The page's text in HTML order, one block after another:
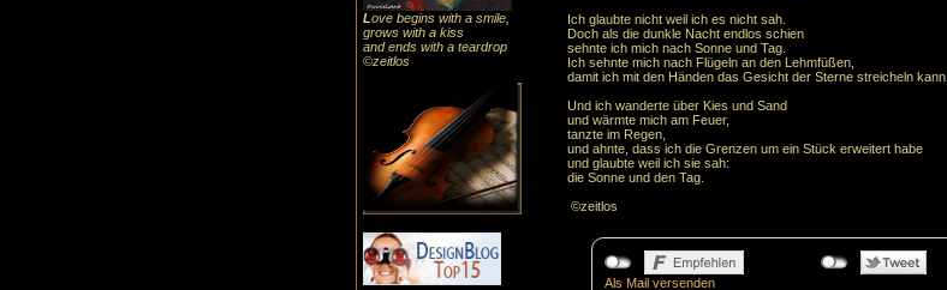
Love begins with a smile,
grows with a kiss
and ends with a teardrop
©zeitlos
Ich glaubte nicht weil ich es nicht sah.
Doch als die dunkle Nacht endlos schien
sehnte ich mich nach Sonne und Tag.
Ich sehnte mich nach Flügeln an den Lehmfüßen,
damit ich mit den Händen das Gesicht der Sterne streicheln kann.
Und ich wanderte über Kies und Sand
und wärmte mich am Feuer,
tanzte im Regen,
und ahnte, dass ich die Grenzen um ein Stück erweitert habe
und glaubte weil ich sie sah:
die Sonne und den Tag.
©zeitlos
Als Mail versenden